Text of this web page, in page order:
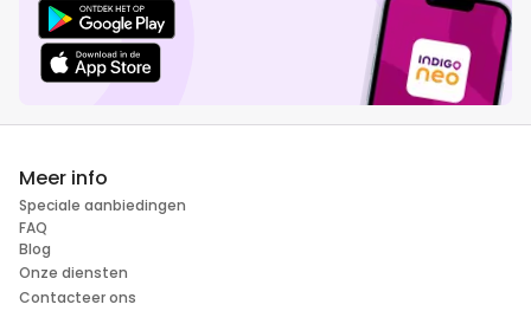
Meer info
Speciale aanbiedingen
FAQ
Blog
Onze diensten
Contacteer ons